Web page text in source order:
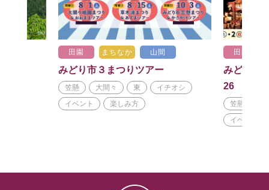
田園 まちなか 山間
みどり市３まつりツアー
笠懸 大間々 東
イチオシ
イベント
楽しみ方
田園
みどり市
26
笠懸
イベント